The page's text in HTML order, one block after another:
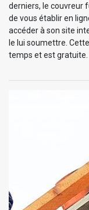
derniers, le couvreur
de vous établir en
accéder à son site
le lui soumettre.
temps et est gratuite.